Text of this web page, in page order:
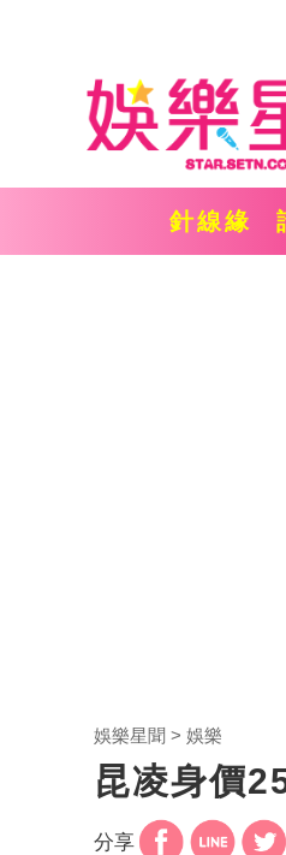
針線緣
娛樂星聞 娛樂
昆凌身價
分享